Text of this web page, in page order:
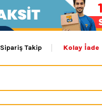
Sipariş Takip Kolay İade